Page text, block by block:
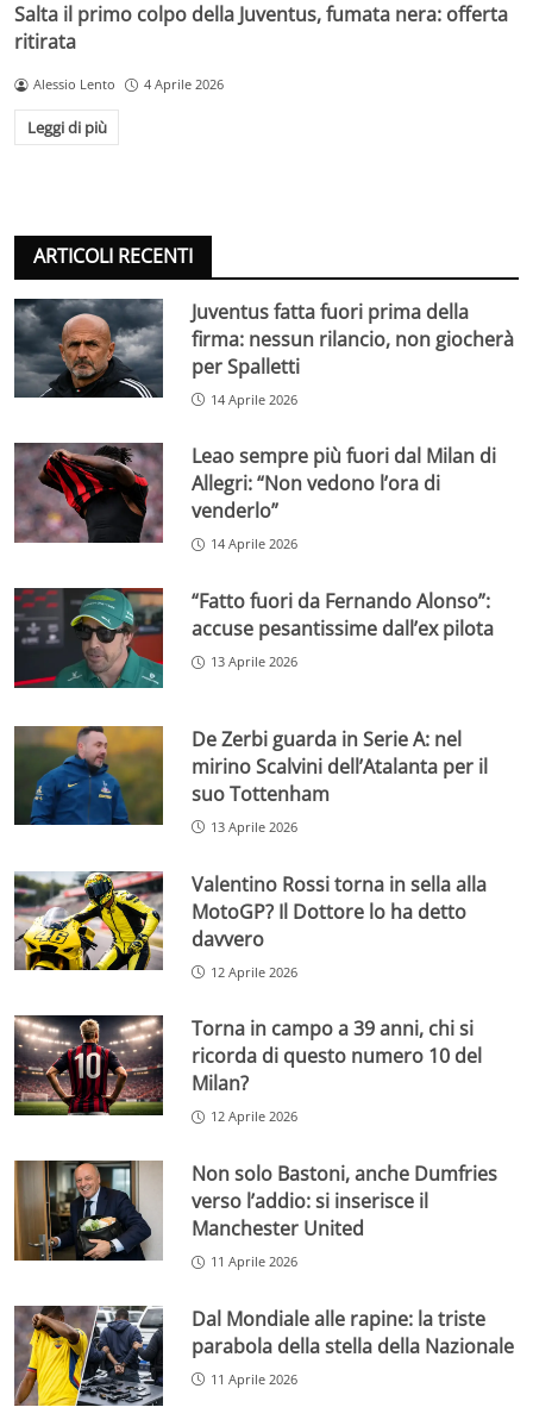
Salta il primo colpo della Juventus, fumata nera: offerta
ritirata
Alessio Lento 4 Aprile 2026
Leggi di più
ARTICOLI RECENTI
Juventus fatta fuori prima della
firma: nessun rilancio, non giocherà
per Spalletti
14 Aprile 2026
Leao sempre più fuori dal Milan di
Allegri: “Non vedono l’ora di
venderlo”
14 Aprile 2026
“Fatto fuori da Fernando Alonso”:
accuse pesantissime dall’ex pilota
13 Aprile 2026
De Zerbi guarda in Serie A: nel
mirino Scalvini dell’Atalanta per il
suo Tottenham
13 Aprile 2026
Valentino Rossi torna in sella alla
MotoGP? Il Dottore lo ha detto
davvero
12 Aprile 2026
Torna in campo a 39 anni, chi si
ricorda di questo numero 10 del
Milan?
12 Aprile 2026
Non solo Bastoni, anche Dumfries
verso l’addio: si inserisce il
Manchester United
11 Aprile 2026
Dal Mondiale alle rapine: la triste
parabola della stella della Nazionale
11 Aprile 2026